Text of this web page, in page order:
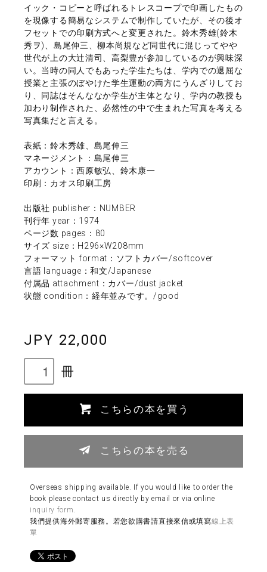
イック・コピーと呼ばれるトレスコープで印画したもの
を現像する簡易なシステムで制作していたが、その後オ
フセットでの印刷方式へと変更された。鈴木秀雄(鈴木
秀ヲ)、島尾伸三、柳本尚規など同世代に混じってやや
世代が上の大辻清司、高梨豊が参加しているのが興味深
い。当時の同人でもあった学生たちは、学内での退屈な
授業と主張のぼやけた学生運動の両方にうんざりしてお
り、同誌はそんななか学生が主体となり、学内の教授も
加わり制作された、必然性の中で生まれた写真を考える
写真集だと言える。
表紙：鈴木秀雄、島尾伸三
マネージメント：島尾伸三
アカウント：西原敏弘、鈴木康一
印刷：カオス印刷工房
出版社 publisher：NUMBER
刊行年 year：1974
ページ数 pages：80
サイズ size：H296×W208mm
フォーマット format：ソフトカバー/softcover
言語 language：和文/Japanese
付属品 attachment：カバー/dust jacket
状態 condition：経年並みです。/good
JPY 22,000
冊
こちらの本を買う
こちらの本を売る
Overseas shipping available. If you would like to order the
book please contact us directly by email or via online
inquiry form
我們提供海外郵寄服務。若您欲購書請直接來信或填寫線上表
單